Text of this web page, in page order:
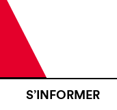
S’INFORMER